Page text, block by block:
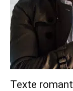
Texte